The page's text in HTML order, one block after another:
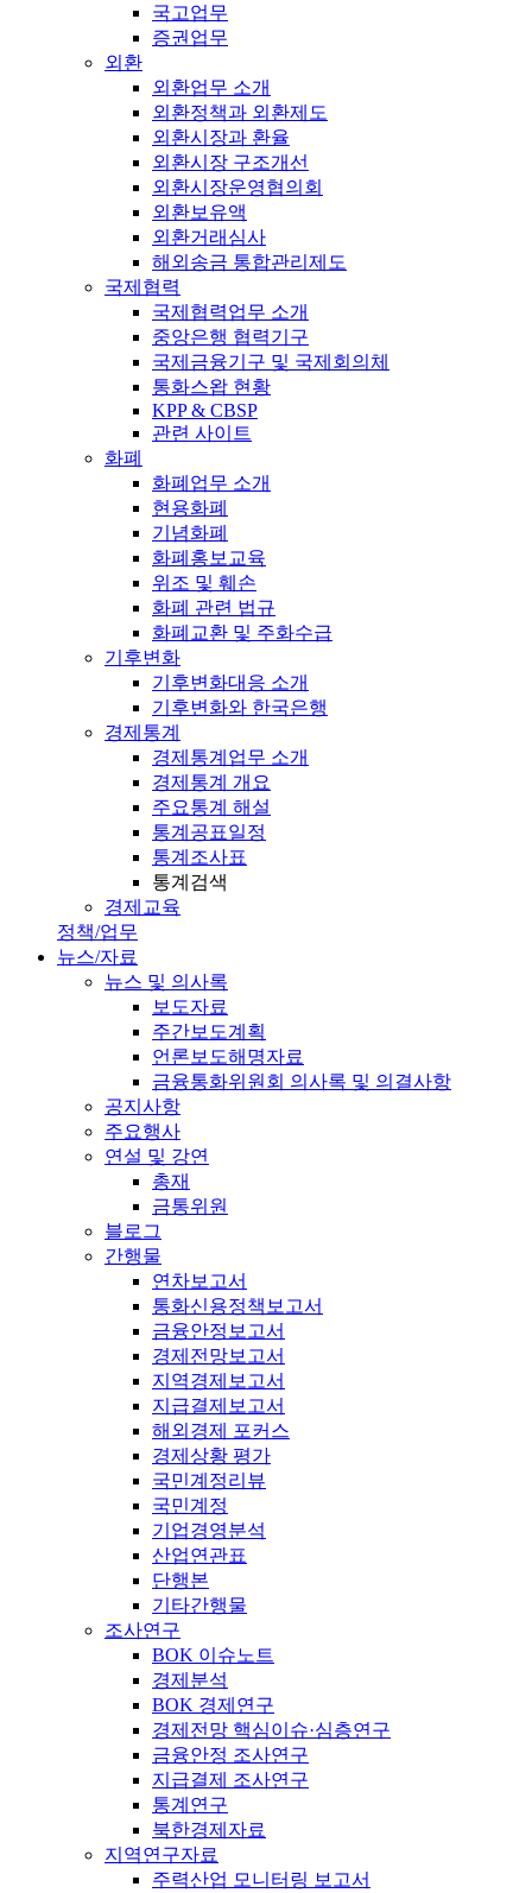
국고업무
증권업무
외환
외환업무 소개
외환정책과 외환제도
외환시장과 환율
외환시장 구조개선
외환시장운영협의회
외환보유액
외환거래심사
해외송금 통합관리제도
국제협력
국제협력업무 소개
중앙은행 협력기구
국제금융기구 및 국제회의체
통화스왑 현황
KPP & CBSP
관련 사이트
화폐
화폐업무 소개
현용화폐
기념화폐
화폐홍보교육
위조 및 훼손
화폐 관련 법규
화폐교환 및 주화수급
기후변화
기후변화대응 소개
기후변화와 한국은행
경제통계
경제통계업무 소개
경제통계 개요
주요통계 해설
통계공표일정
통계조사표
통계검색
경제교육
정책/업무
뉴스/자료
뉴스 및 의사록
보도자료
주간보도계획
언론보도해명자료
금융통화위원회 의사록 및 의결사항
공지사항
주요행사
연설 및 강연
총재
금통위원
블로그
간행물
연차보고서
통화신용정책보고서
금융안정보고서
경제전망보고서
지역경제보고서
지급결제보고서
해외경제 포커스
경제상황 평가
국민계정리뷰
국민계정
기업경영분석
산업연관표
단행본
기타간행물
조사연구
BOK 이슈노트
경제분석
BOK 경제연구
경제전망 핵심이슈·심층연구
금융안정 조사연구
지급결제 조사연구
통계연구
북한경제자료
지역연구자료
주력산업 모니터링 보고서